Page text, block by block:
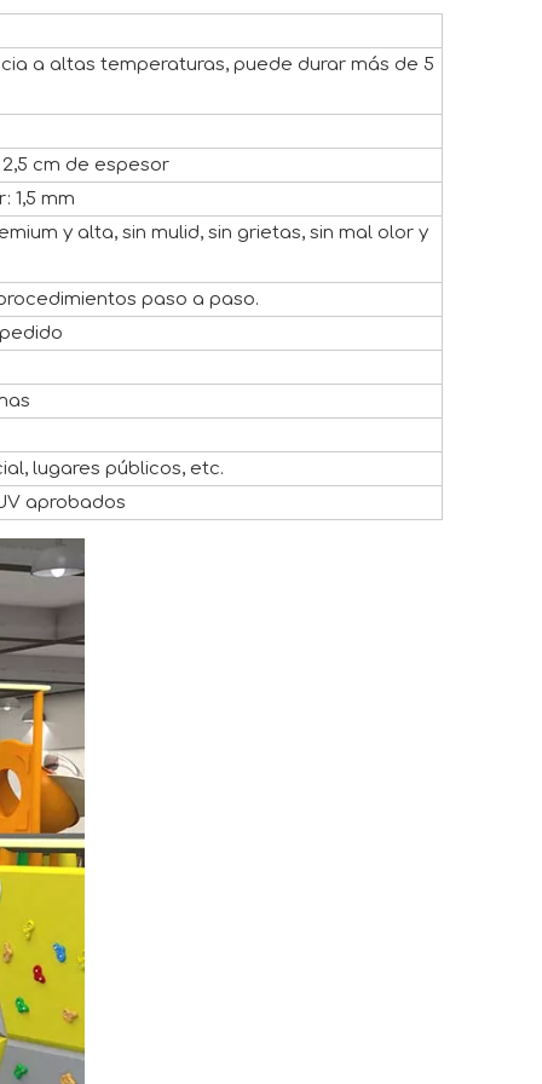
a altas temperaturas, puede durar más de 5
cm de espesor
1,5 mm
y alta, sin mulid, sin grietas, sin mal olor y
paso a paso.
lugares públicos, etc.
aprobados